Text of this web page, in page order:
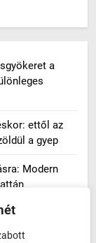
a
ettől az
a gyep
Modern
nélkül?